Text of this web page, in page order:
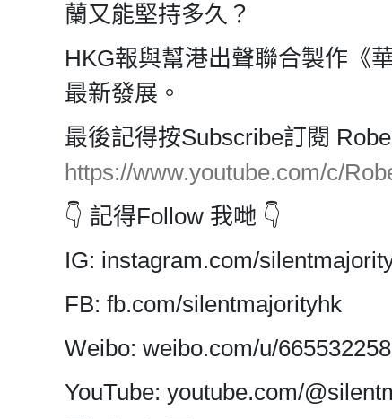
蘭又能堅持多久？
HKG報與幫港出聲聯合製作《
最新發展。
最後記得按Subscribe訂閱
https://www.youtube.com/c/
👇 記得Follow 我哋 👇
IG: instagram.com/
FB: fb.com/silentmajorityhk
Weibo: weibo.com/u/
YouTube: youtube.com/